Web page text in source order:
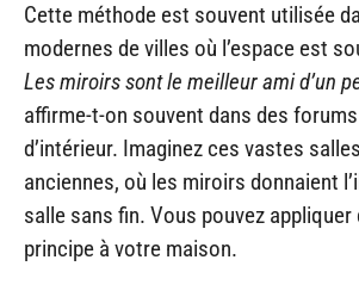
Cette méthode est souvent utilisée
modernes de villes où l’espace est
Les miroirs sont le meilleur ami d’un
affirme-t-on souvent dans des
d’intérieur. Imaginez ces vastes
anciennes, où les miroirs donnaient
salle sans fin. Vous pouvez appliquer
principe à votre maison.